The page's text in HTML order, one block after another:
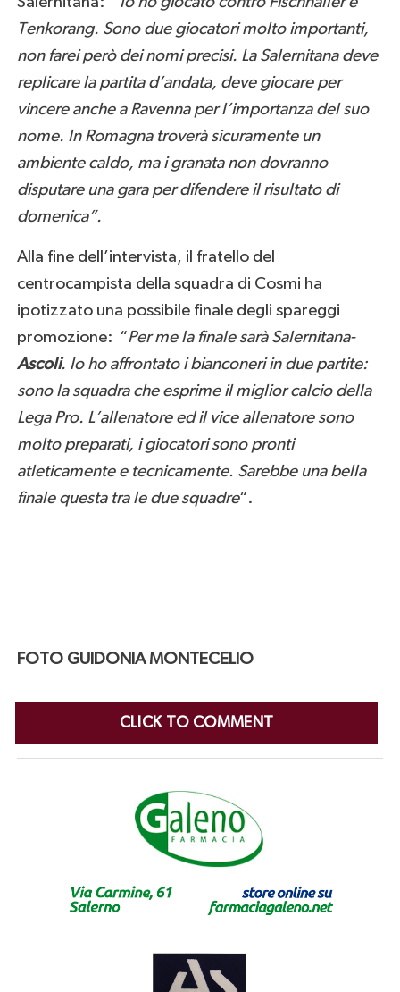
Tenkorang. Sono due giocatori molto importanti,
non farei però dei nomi precisi. La Salernitana deve
replicare la partita d’andata, deve giocare per
vincere anche a Ravenna per l’importanza del suo
nome. In Romagna troverà sicuramente un
ambiente caldo, ma i granata non dovranno
disputare una gara per difendere il risultato di
domenica”.
Alla fine dell’intervista, il fratello del
centrocampista della squadra di Cosmi ha
ipotizzato una possibile finale degli spareggi
promozione: “Per me la finale sarà Salernitana-
Ascoli. Io ho affrontato i bianconeri in due partite:
sono la squadra che esprime il miglior calcio della
Lega Pro. L’allenatore ed il vice allenatore sono
molto preparati, i giocatori sono pronti
atleticamente e tecnicamente. Sarebbe una bella
finale questa tra le due squadre“.
FOTO GUIDONIA MONTECELIO
CLICK TO COMMENT